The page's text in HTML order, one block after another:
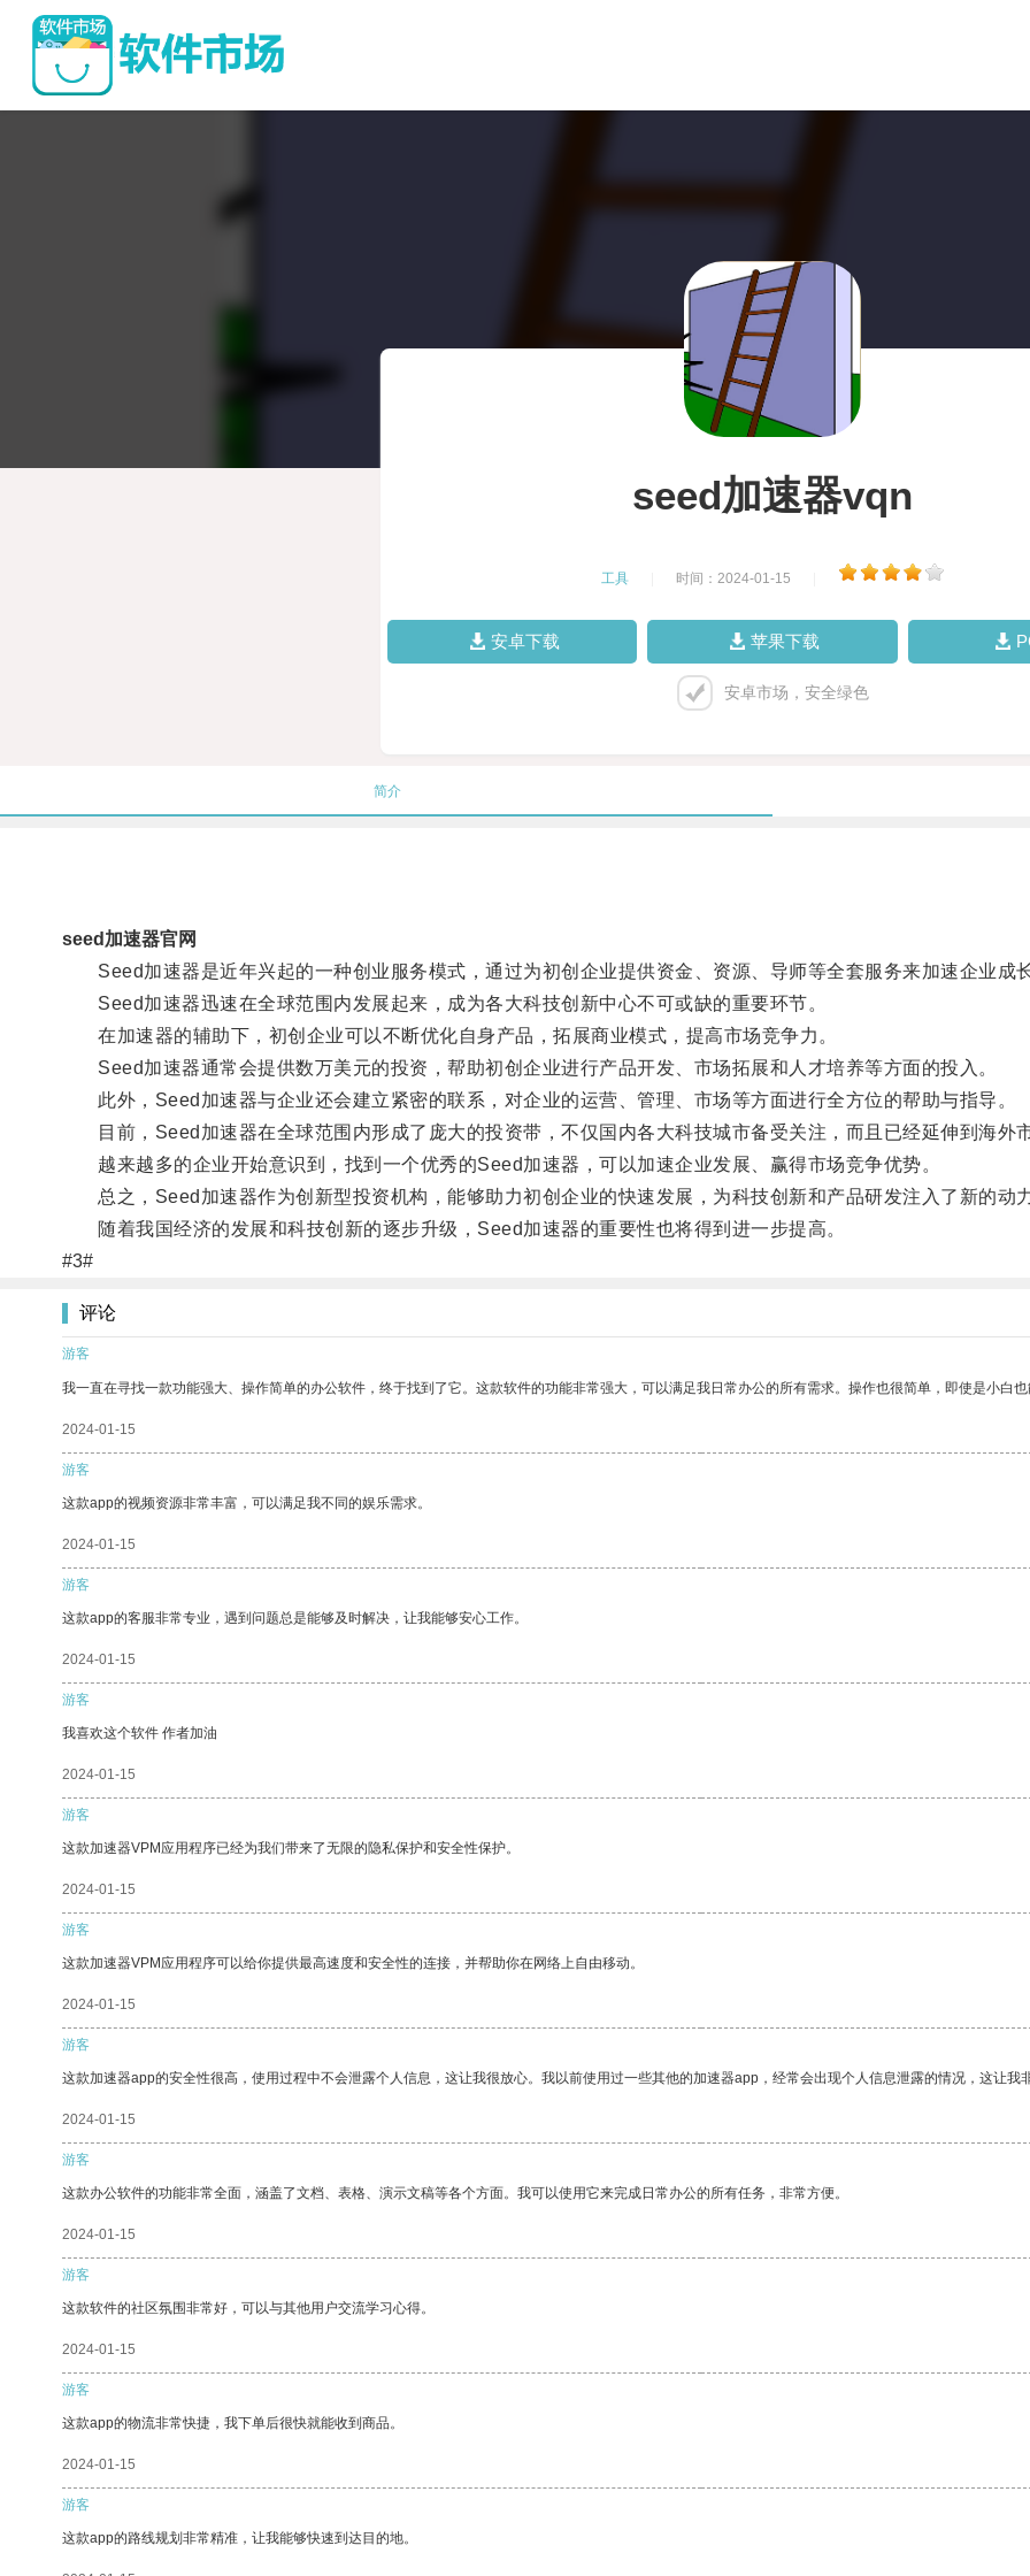
seed加速器vqn
工具 时间：2024-01-15
安卓下载 苹果下载
安卓市场，安全绿色
简介
seed加速器官网
Seed加速器是近年兴起的一种创业服务模式，通过为初创企业提供资金、资源、导师等全套服务来加速企业成长
Seed加速器迅速在全球范围内发展起来，成为各大科技创新中心不可或缺的重要环节。
在加速器的辅助下，初创企业可以不断优化自身产品，拓展商业模式，提高市场竞争力。
Seed加速器通常会提供数万美元的投资，帮助初创企业进行产品开发、市场拓展和人才培养等方面的投入。
此外，Seed加速器与企业还会建立紧密的联系，对企业的运营、管理、市场等方面进行全方位的帮助与指导。
目前，Seed加速器在全球范围内形成了庞大的投资带，不仅国内各大科技城市备受关注，而且已经延伸到海外市
越来越多的企业开始意识到，找到一个优秀的Seed加速器，可以加速企业发展、赢得市场竞争优势。
总之，Seed加速器作为创新型投资机构，能够助力初创企业的快速发展，为科技创新和产品研发注入了新的动力
随着我国经济的发展和科技创新的逐步升级，Seed加速器的重要性也将得到进一步提高。
#3#
评论
游客
我一直在寻找一款功能强大、操作简单的办公软件，终于找到了它。这款软件的功能非常强大，可以满足我日常办公的所有需求。操作也很简单，即使是小白也
2024-01-15
游客
这款app的视频资源非常丰富，可以满足我不同的娱乐需求。
2024-01-15
游客
这款app的客服非常专业，遇到问题总是能够及时解决，让我能够安心工作。
2024-01-15
游客
我喜欢这个软件 作者加油
2024-01-15
游客
这款加速器VPM应用程序已经为我们带来了无限的隐私保护和安全性保护。
2024-01-15
游客
这款加速器VPM应用程序可以给你提供最高速度和安全性的连接，并帮助你在网络上自由移动。
2024-01-15
游客
这款加速器app的安全性很高，使用过程中不会泄露个人信息，这让我很放心。我以前使用过一些其他的加速器app，经常会出现个人信息泄露的情况，这让我
2024-01-15
游客
这款办公软件的功能非常全面，涵盖了文档、表格、演示文稿等各个方面。我可以使用它来完成日常办公的所有任务，非常方便。
2024-01-15
游客
这款软件的社区氛围非常好，可以与其他用户交流学习心得。
2024-01-15
游客
这款app的物流非常快捷，我下单后很快就能收到商品。
2024-01-15
游客
这款app的路线规划非常精准，让我能够快速到达目的地。